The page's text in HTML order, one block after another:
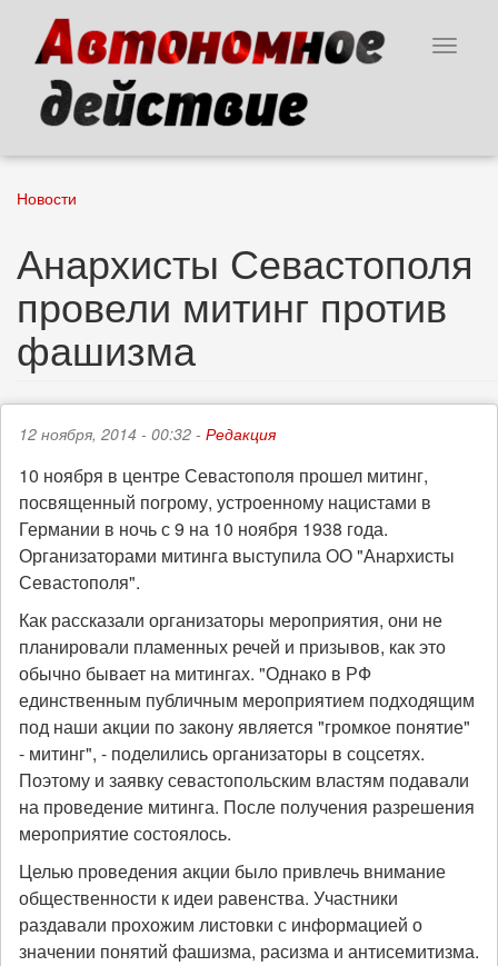
основному
содержанию
Toggle
Новости
Анархисты Севастополя
провели митинг против
фашизма
12 ноября, 2014 - 00:32 - Редакция
10 ноября в центре Севастополя прошел митинг,
посвященный погрому, устроенному нацистами в
Германии в ночь с 9 на 10 ноября 1938 года.
Организаторами митинга выступила ОО "Анархисты
Севастополя".
Как рассказали организаторы мероприятия, они не
планировали пламенных речей и призывов, как это
обычно бывает на митингах. "Однако в РФ
единственным публичным мероприятием подходящим
под наши акции по закону является "громкое понятие"
- митинг", - поделились организаторы в соцсетях.
Поэтому и заявку севастопольским властям подавали
на проведение митинга. После получения разрешения
мероприятие состоялось.
Целью проведения акции было привлечь внимание
общественности к идеи равенства. Участники
раздавали прохожим листовки с информацией о
значении понятий фашизма, расизма и антисемитизма.